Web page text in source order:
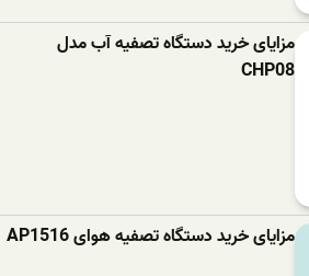
مزایای خرید دستگاه تصفیه آب مدل
CHP08
مزایای خرید دستگاه تصفیه هوای AP1516